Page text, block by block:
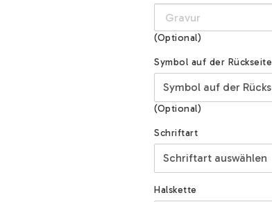
(Optional)
Symbol auf der Rückseite
(Optional)
Schriftart
Halskette